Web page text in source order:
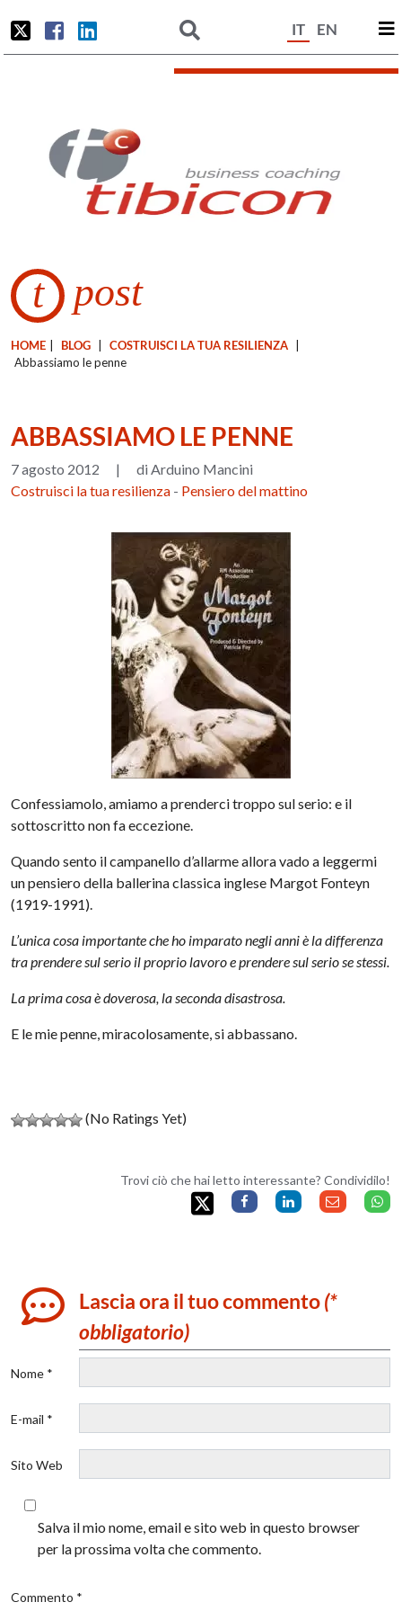
IT EN
t post
HOME BLOG COSTRUISCI LA TUA RESILIENZA
Abbassiamo le penne
ABBASSIAMO LE PENNE
7 agosto 2012 |
di Arduino Mancini
Costruisci la tua resilienza - Pensiero del mattino
Confessiamolo, amiamo a prenderci troppo sul serio: e il
sottoscritto non fa eccezione.
Quando sento il campanello d’allarme allora vado a leggermi
un pensiero della ballerina classica inglese Margot Fonteyn
(1919-1991).
L’unica cosa importante che ho imparato negli anni è la differenza
tra prendere sul serio il proprio lavoro e prendere sul serio se stessi.
La prima cosa è doverosa, la seconda disastrosa.
E le mie penne, miracolosamente, si abbassano.
(No Ratings Yet)
Trovi ciò che hai letto interessante? Condividilo!
Lascia ora il tuo commento(*
obbligatorio)
Nome *
E-mail *
Sito Web
Salva il mio nome, email e sito web in questo browser
per la prossima volta che commento.
Commento *